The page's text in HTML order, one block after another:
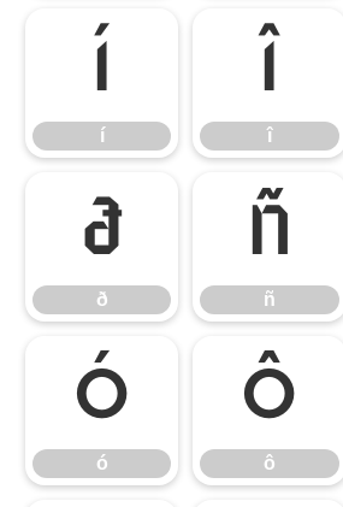
í
í
î
î
ð
ð
ñ
ñ
ó
ó
ô
ô